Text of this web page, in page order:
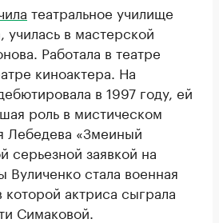
театральное училище
в мастерской
Работала в театре
киноактера. На
в 1997 году, ей
роль в мистическом
Лебедева «Змеиный
серьезной заявкой на
Вуличенко стала военная
которой актриса сыграла
Симаковой.